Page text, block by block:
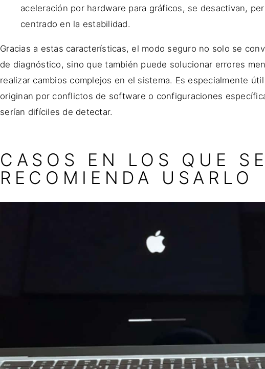
aceleración por hardware para gráficos, se desactivan,
centrado en la estabilidad.
Gracias a estas características, el modo seguro no solo se
de diagnóstico, sino que también puede solucionar errores
realizar cambios complejos en el sistema. Es especialmente
originan por conflictos de software o configuraciones
serían difíciles de detectar.
CASOS EN LOS QUE SE
RECOMIENDA USARLO